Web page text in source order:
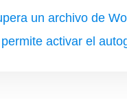
un archivo de
activar el